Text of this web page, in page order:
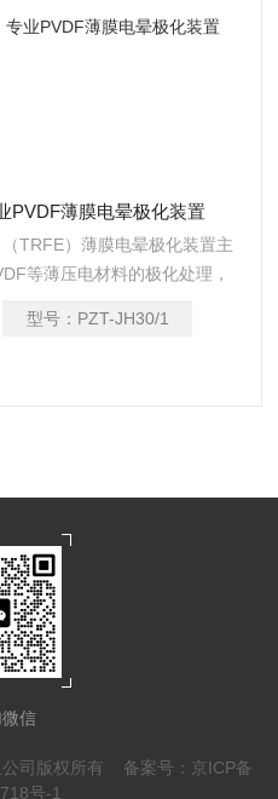
PVDF薄膜电晕极化装置
TRFE）薄膜电晕极化装置主
等薄压电材料的极化处理，
行操作，方便安全。 主要特
键式操作，数字化显示，可极
型号： PZT-JH30/1
信
公司版权所有 备案号：京ICP备
号-1